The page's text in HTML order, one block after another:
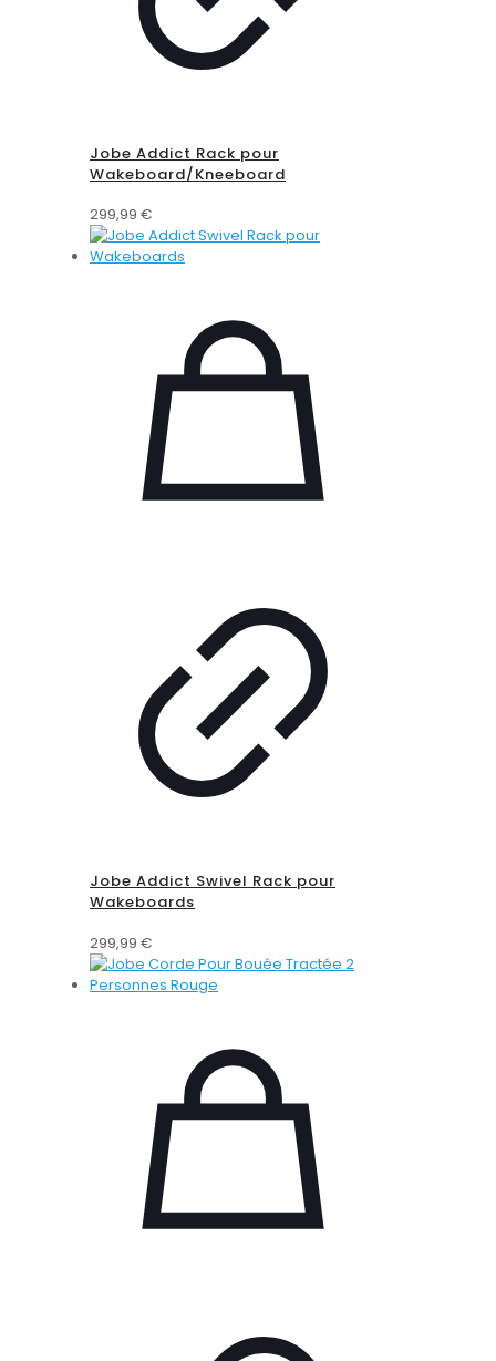
Jobe Addict Rack pour
Wakeboard/Kneeboard
299,99 €
Jobe Addict Swivel Rack pour
Wakeboards
299,99 €